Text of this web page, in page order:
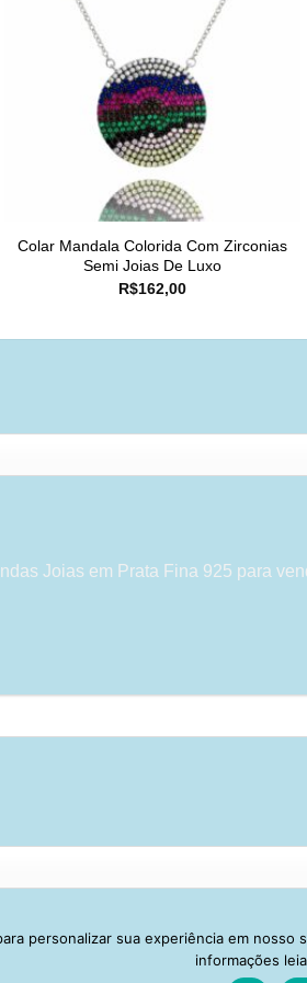
Colar Mandala Colorida Com Zirconias
Semi Joias De Luxo
R$162,00
Joias em Prata Fina 925 para
Visa
personalizar sua experiência em
informações